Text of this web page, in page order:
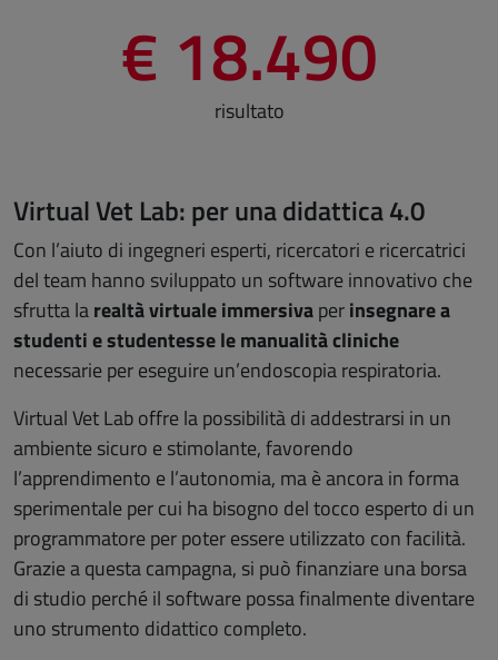
€ 18.490
risultato
Virtual Vet Lab: per una didattica 4.0
Con l’aiuto di ingegneri esperti, ricercatori e ricercatrici
del team hanno sviluppato un software innovativo che
sfrutta larealtà virtuale immersivaperinsegnare a
studenti e studentesse le manualità cliniche
necessarie per eseguire un’endoscopia respiratoria.
Virtual Vet Lab offre la possibilità di addestrarsi in un
ambiente sicuro e stimolante, favorendo
l’apprendimento e l’autonomia, ma è ancora in forma
sperimentale per cui ha bisogno del tocco esperto di un
programmatore per poter essere utilizzato con facilità.
Grazie a questa campagna, si può finanziare una borsa
di studio perché il software possa finalmente diventare
uno strumento didattico completo.